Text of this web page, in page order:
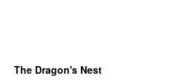
The Dragon's Nest